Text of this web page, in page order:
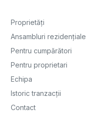
Proprietăți
Ansambluri rezidențiale
Pentru cumpărători
Pentru proprietari
Echipa
Istoric tranzacții
Contact